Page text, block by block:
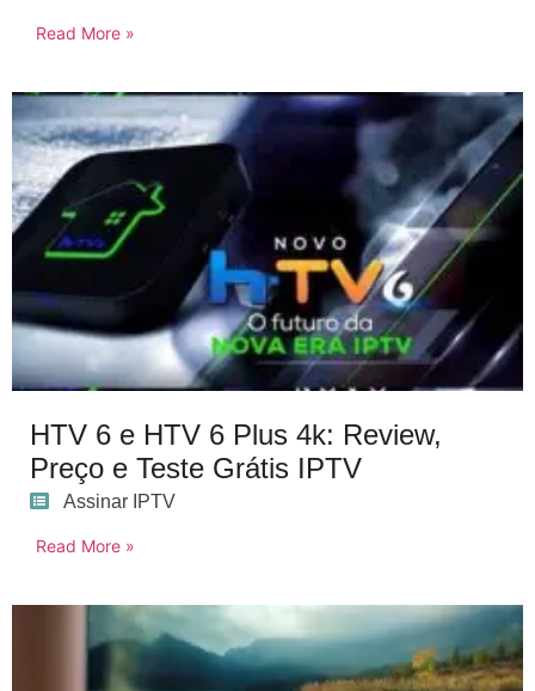
Read More »
HTV 6 e HTV 6 Plus 4k: Review,
Preço e Teste Grátis IPTV
Assinar IPTV
Read More »